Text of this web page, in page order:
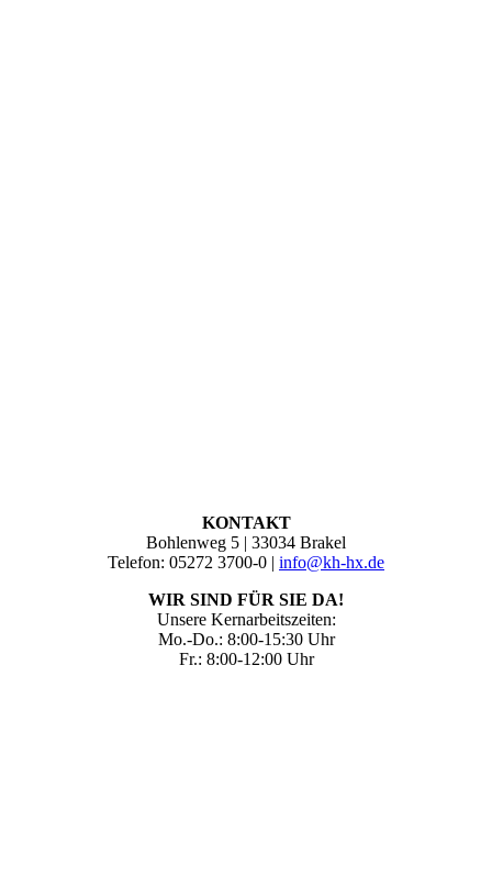
KONTAKT
Bohlenweg 5 | 33034 Brakel
Telefon: 05272 3700-0 | info@kh-hx.de
WIR SIND FÜR SIE DA!
Unsere Kernarbeitszeiten:
Mo.-Do.: 8:00-15:30 Uhr
Fr.: 8:00-12:00 Uhr